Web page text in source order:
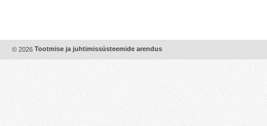
© 2026 Tootmise ja juhtimissüsteemide arendus